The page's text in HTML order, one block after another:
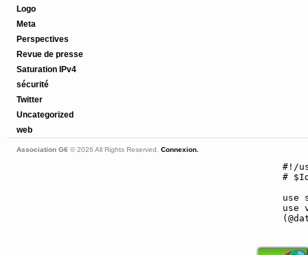
Logo
Meta
Perspectives
Revue de presse
Saturation IPv4
sécurité
Twitter
Uncategorized
web
Association G6 © 2026 All Rights Reserved. Connexion.